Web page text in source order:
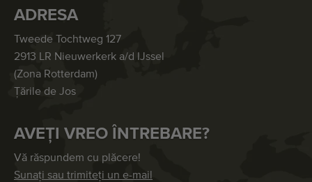
ADRESA
Tweede Tochtweg 127
2913 LR Nieuwerkerk a/d IJssel
(Zona Rotterdam)
Țările de Jos
AVEȚI VREO ÎNTREBARE?
Vă răspundem cu plăcere!
Sunați sau trimiteți un e-mail